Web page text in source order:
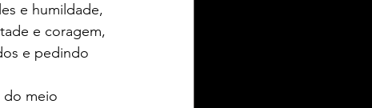
ZIELKE TURISMO
e humildade,
e coragem,
e pedindo
do meio